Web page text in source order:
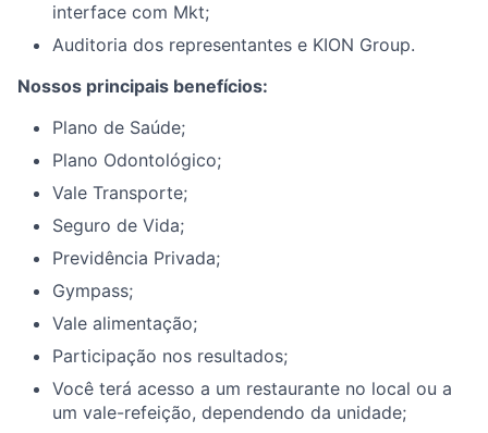
interface com Mkt;
Auditoria dos representantes e KION Group.
Nossos principais benefícios:
Plano de Saúde;
Plano Odontológico;
Vale Transporte;
Seguro de Vida;
Previdência Privada;
Gympass;
Vale alimentação;
Participação nos resultados;
Você terá acesso a um restaurante no local ou a
um vale-refeição, dependendo da unidade;